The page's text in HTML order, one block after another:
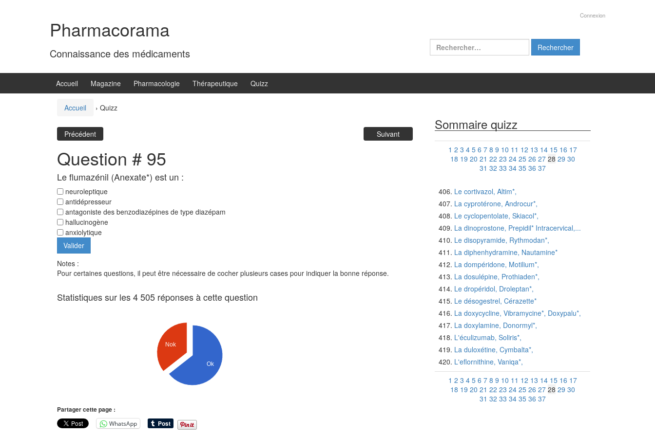
Pharmacorama
Connaissance des médicaments
Connexion
Rechercher :
Accueil Magazine Pharmacologie Thérapeutique Quizz
Accueil › Quizz
Précédent Suivant
Question # 95
Le flumazénil (Anexate*) est un :
neuroleptique
antidépresseur
antagoniste des benzodiazépines de type diazépam
hallucinogène
anxiolytique
Notes :
Pour certaines questions, il peut être nécessaire de cocher plusieurs cases pour indiquer la bonne réponse.
Statistiques sur les 4 505 réponses à cette question
Nok
Ok
Partager cette page :
WhatsApp
Sommaire quizz
1 2 3 4 5 6 7 8 9 10 11 12 13 14 15 16 17
18 19 20 21 22 23 24 25 26 27 28 29 30
31 32 33 34 35 36 37
Le cortivazol, Altim*,
La cyprotérone, Androcur*,
Le cyclopentolate, Skiacol*,
La dinoprostone, Prepidil* Intracervical,...
Le disopyramide, Rythmodan*,
La diphenhydramine, Nautamine*
La dompéridone, Motilium*,
La dosulépine, Prothiaden*,
Le dropéridol, Droleptan*,
Le désogestrel, Cérazette*
La doxycycline, Vibramycine*, Doxypalu*,
La doxylamine, Donormyl*,
L'éculizumab, Soliris*,
La duloxétine, Cymbalta*,
L'eflornithine, Vaniqa*,
1 2 3 4 5 6 7 8 9 10 11 12 13 14 15 16 17
18 19 20 21 22 23 24 25 26 27 28 29 30
31 32 33 34 35 36 37